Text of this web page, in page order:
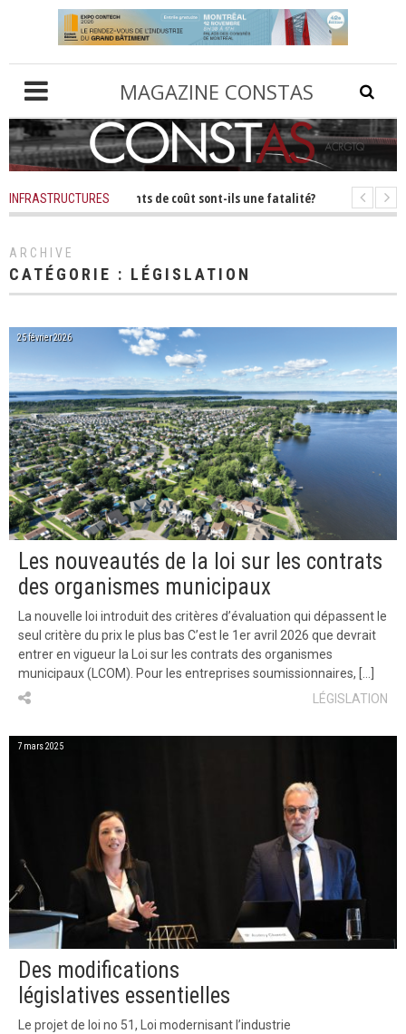
MAGAZINE CONSTAS
INFRASTRUCTURES
dépassements de coût sont-ils une fatalité? Il y a 1 mois
ARCHIVE
CATÉGORIE : LÉGISLATION
25 février 2026
Les nouveautés de la loi sur les contrats
des organismes municipaux
La nouvelle loi introduit des critères d’évaluation qui dépassent le
seul critère du prix le plus bas C’est le 1er avril 2026 que devrait
entrer en vigueur la Loi sur les contrats des organismes
municipaux (LCOM). Pour les entreprises soumissionnaires, […]
LÉGISLATION
7 mars 2025
Des modifications
législatives essentielles
Le projet de loi no 51, Loi modernisant l’industrie